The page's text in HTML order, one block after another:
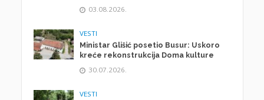
03.08.2026.
VESTI
Ministar Glišić posetio Busur: Uskoro
kreće rekonstrukcija Doma kulture
30.07.2026.
VESTI